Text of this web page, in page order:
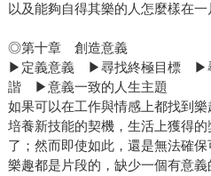
以及能夠自得其樂的人怎麼樣在一
◎第十章 創造意義
▶定義意義 ▶尋找終極目標 ▶
諧 ▶意義一致的人生主題
如果可以在工作與情感上都找到
培養新技能的契機，生活上獲得
了；然而即使如此，還是無法確
樂趣都是片段的，缺少一個有意